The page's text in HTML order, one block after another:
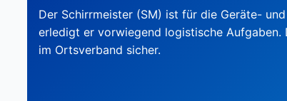
Der Schirrmeister (SM) ist für die Geräte-
erledigt er vorwiegend logistische
im Ortsverband sicher.